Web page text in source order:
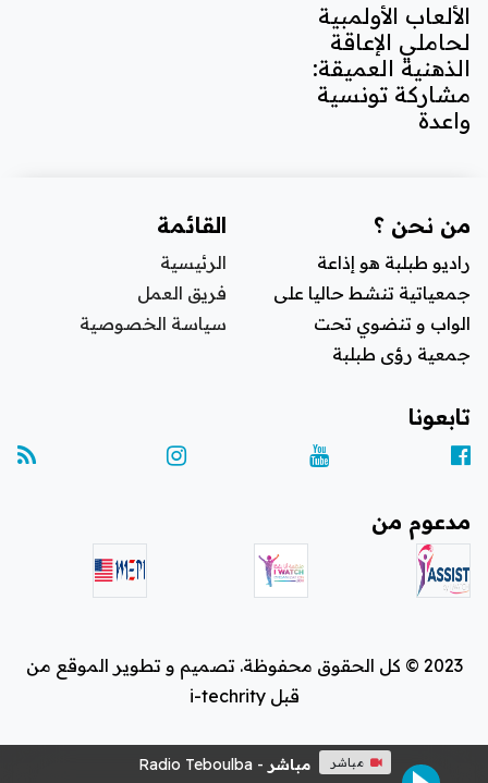
الألعاب الأولمبية
لحاملي الإعاقة
الذهنية العميقة:
مشاركة تونسية
واعدة
من نحن ؟
راديو طبلبة هو إذاعة
جمعياتية تنشط حاليا على
الواب و تنضوي تحت
جمعية رؤى طبلبة
القائمة
الرئيسية
فريق العمل
سياسة الخصوصية
تابعونا
مدعوم من
2023 © كل الحقوق محفوظة. تصميم و تطوير الموقع من
قبل i-techrity
مباشر مباشر - Radio Teboulba